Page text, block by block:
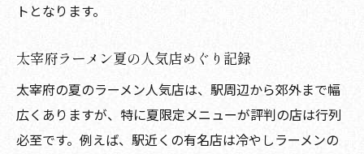
トとなります。
太宰府ラーメン夏の人気店めぐり記録
太宰府の夏のラーメン人気店は、駅周辺から郊外まで幅
広くありますが、特に夏限定メニューが評判の店は行列
必至です。例えば、駅近くの有名店は冷やしラーメンの